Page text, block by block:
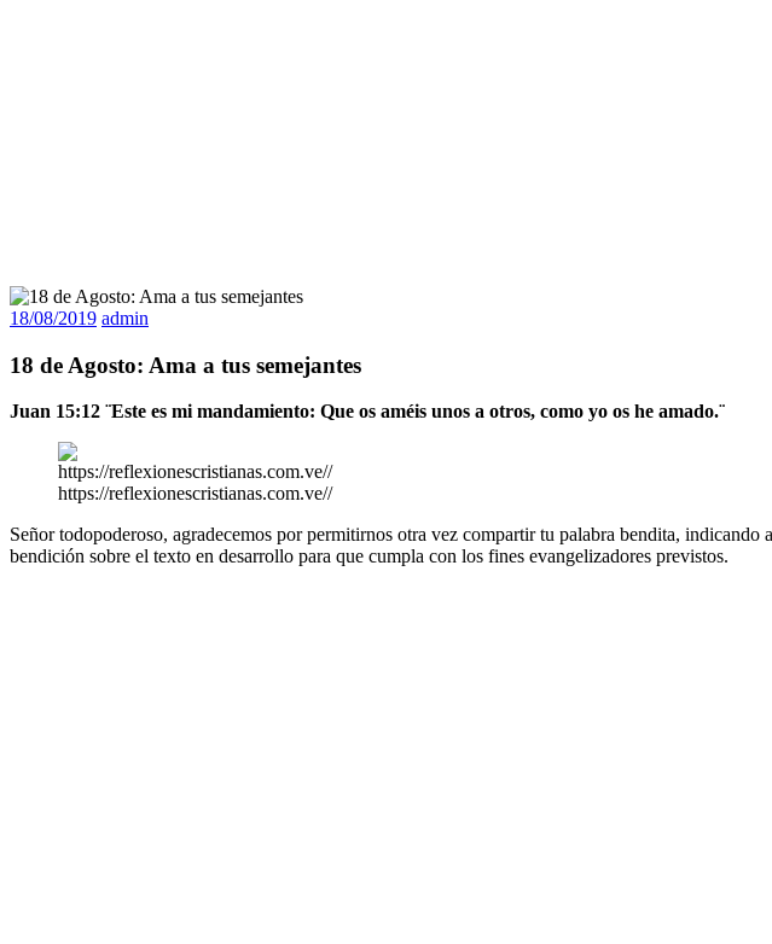
18/08/2019 admin
18 de Agosto: Ama a tus semejantes
Juan 15:12 ¨Este es mi mandamiento: Que os améis unos a otros, como yo os he amado.¨
https://reflexionescristianas.com.ve//
Señor todopoderoso, agradecemos por permitirnos otra vez compartir tu palabra bendita,
bendición sobre el texto en desarrollo para que cumpla con los fines evangelizadores previstos.